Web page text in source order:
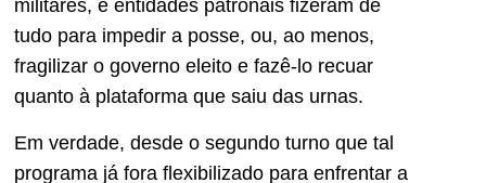
militares, e entidades patronais fizeram de
tudo para impedir a posse, ou, ao menos,
fragilizar o governo eleito e fazê-lo recuar
quanto à plataforma que saiu das urnas.
Em verdade, desde o segundo turno que tal
programa já fora flexibilizado para enfrentar a